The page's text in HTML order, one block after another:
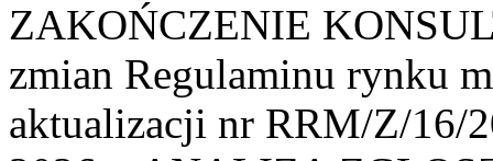
ZAKOŃCZENIE
zmian Regulaminu rynku
aktualizacji nr RRM/Z/16/